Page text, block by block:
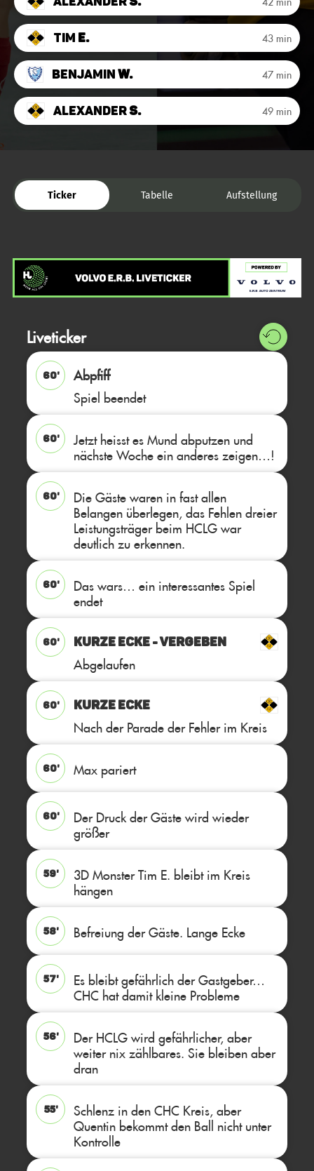
Tim E. 43 min
BenjaminW. 47 min
AlexanderS. 49 min
Ticker Tabelle Aufstellung
Liveticker
60'
Abpfiff
Spiel beendet
60'
Jetzt heisst es Mund abputzen und
nächste Woche ein anderes zeigen…!
60'
Die Gäste waren in fast allen
Belangen überlegen, das Fehlen dreier
Leistungsträger beim HCLG war
deutlich zu erkennen.
60'
Das wars… ein interessantes Spiel
endet
60' KURZE ECKE - VERGEBEN
Abgelaufen
60' KURZE ECKE
Nach der Parade der Fehler im Kreis
60' Max pariert
60'
Der Druck der Gäste wird wieder
größer
59'
3D Monster Tim E. bleibt im Kreis
hängen
58' Befreiung der Gäste. Lange Ecke
57'
Es bleibt gefährlich der Gastgeber…
CHC hat damit kleine Probleme
56'
Der HCLG wird gefährlicher, aber
weiter nix zählbares. Sie bleiben aber
dran
55'
Schlenz in den CHC Kreis, aber
Quentin bekommt den Ball nicht unter
Kontrolle